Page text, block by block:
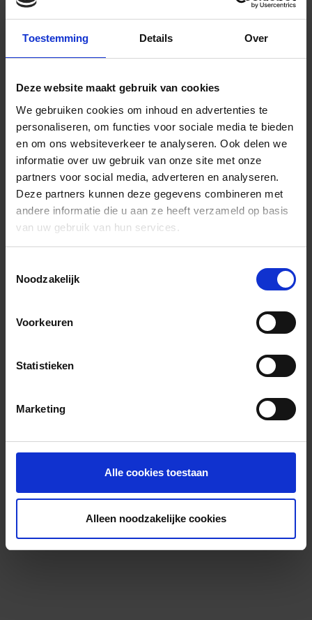
Toestemming Details Over
Deze website maakt gebruik van cookies
We gebruiken cookies om inhoud en advertenties te
personaliseren, om functies voor sociale media te bieden
en om ons websiteverkeer te analyseren. Ook delen we
informatie over uw gebruik van onze site met onze
partners voor social media, adverteren en analyseren.
Deze partners kunnen deze gegevens combineren met
andere informatie die u aan ze heeft verzameld op basis
van uw gebruik van hun services.
Noodzakelijk
Voorkeuren
Statistieken
Marketing
Alle cookies toestaan
Alleen noodzakelijke cookies